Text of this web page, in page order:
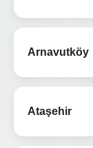
Arnavutköy
Ataşehir